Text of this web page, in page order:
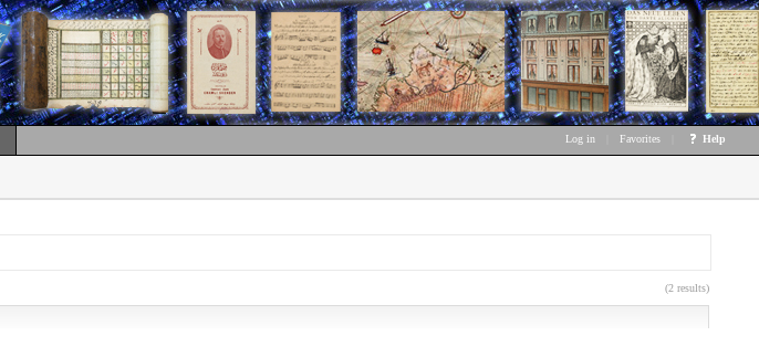
Log in Favorites Help
(2 results)